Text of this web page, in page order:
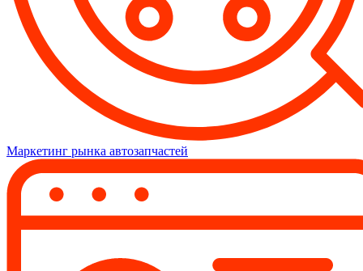
Маркетинг рынка автозапчастей